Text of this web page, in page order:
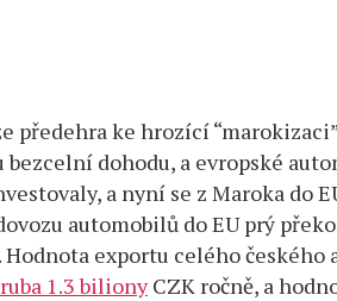
předehra ke hrozící
bezcelní dohodu, a evropské
a nyní se z Maroka do
automobilů do EU prý
Hodnota exportu celého
1.3 bilionyCZK ročně, a